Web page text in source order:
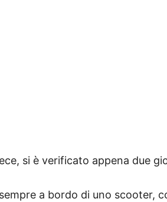
si è verificato appena due
a bordo di uno scooter,